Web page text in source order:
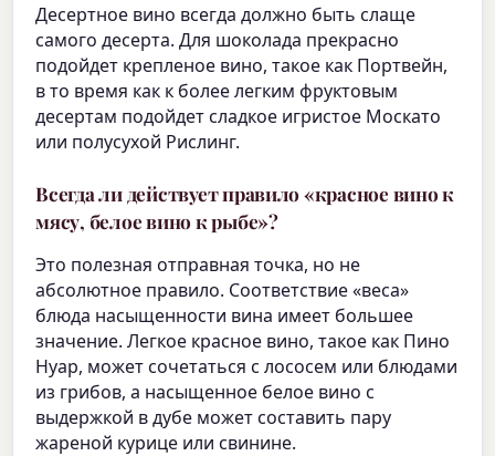
Десертное вино всегда должно быть слаще
самого десерта. Для шоколада прекрасно
подойдет крепленое вино, такое как Портвейн,
в то время как к более легким фруктовым
десертам подойдет сладкое игристое Москато
или полусухой Рислинг.
Всегда ли действует правило «красное вино к
мясу, белое вино к рыбе»?
Это полезная отправная точка, но не
абсолютное правило. Соответствие «веса»
блюда насыщенности вина имеет большее
значение. Легкое красное вино, такое как Пино
Нуар, может сочетаться с лососем или блюдами
из грибов, а насыщенное белое вино с
выдержкой в дубе может составить пару
жареной курице или свинине.